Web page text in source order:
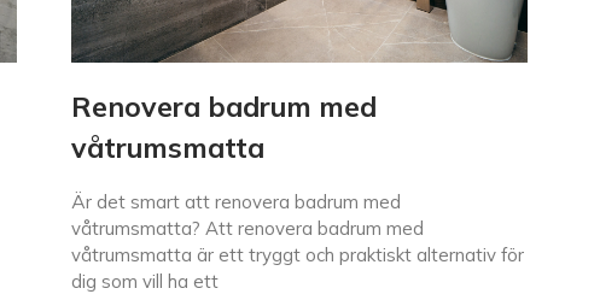
Renovera badrum med
våtrumsmatta
Är det smart att renovera badrum med
våtrumsmatta? Att renovera badrum med
våtrumsmatta är ett tryggt och praktiskt alternativ för
dig som vill ha ett